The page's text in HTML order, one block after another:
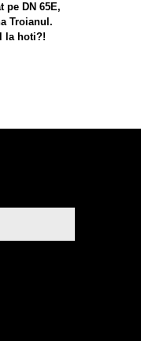
pe DN 65E,
Troianul.
la hoti?!